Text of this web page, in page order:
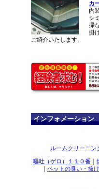
カ
内
シ
掃
掛
ご紹介いたします。
インフォメーション
ルームクリーニン
嘔吐（ゲロ）１１０番
ペットの臭い・抜